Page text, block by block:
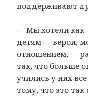
поддерживают
— Мы хотели
детям — верой,
отношением, —
так, что больше
учились у них
тому, что это